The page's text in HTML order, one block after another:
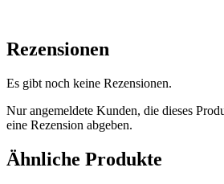
Rezensionen
Es gibt noch keine Rezensionen.
Nur angemeldete Kunden, die dieses
eine Rezension abgeben.
Ähnliche Produkte